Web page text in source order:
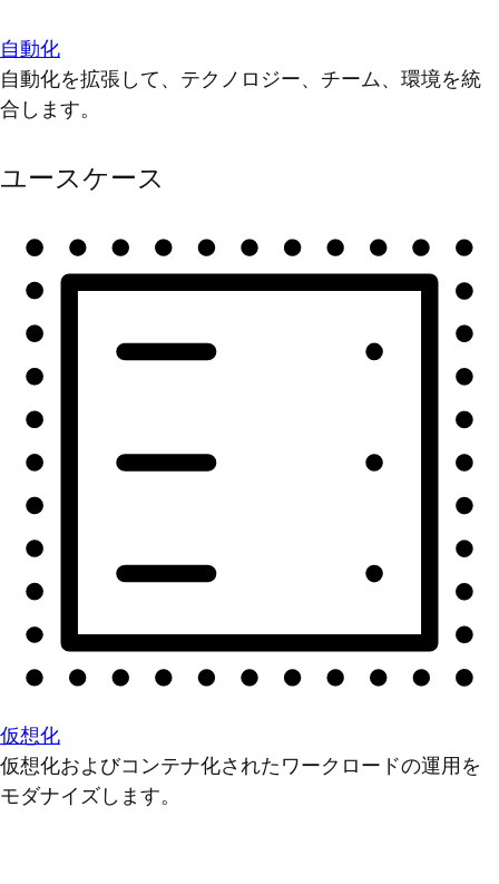
自動化
自動化を拡張して、テクノロジー、チーム、環境を統
合します。
ユースケース
仮想化
仮想化およびコンテナ化されたワークロードの運用を
モダナイズします。